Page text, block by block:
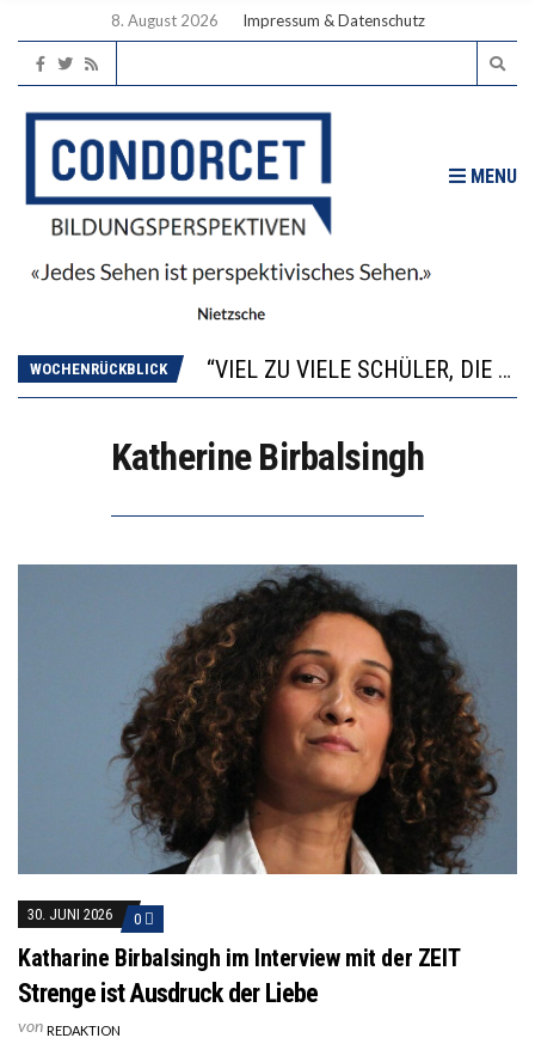
8. August 2026 Impressum & Datenschutz
MENU
WOCHENRÜCKBLICK
“VIEL ZU VIELE SCHÜLER, DIE GEMESSEN AN IHREN FÄHIGKEITEN GAR NICHT ANS GYMNASIUM GEHÖREN”
DIE GANZE HILFLOSIGKEIT DES BILDUNGSBÜRGERTUMS
Katherine Birbalsingh
30. JUNI 2026 0
Katharine Birbalsingh im Interview mit der ZEIT
Strenge ist Ausdruck der Liebe
von REDAKTION